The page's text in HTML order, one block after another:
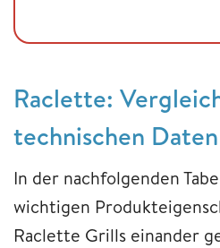
Raclette:
technischen Daten
In der nachfolgenden
wichtigen
Raclette Grills einander